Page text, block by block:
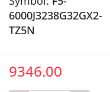
6000J3238G32GX2-
TZ5N
9346.00